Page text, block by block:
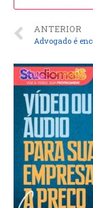
ANTERIOR